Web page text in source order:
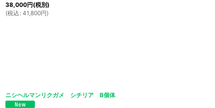
38,000円(税別)
(税込 : 41,800円)
ニシヘルマンリクガメ シチリア B個体